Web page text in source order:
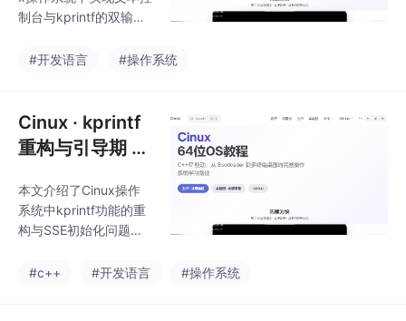
3）原子写入技术保障
数据完整性，详细分析
作系统差异处理；4）
屏幕
制台与kprintf的双输出
在已实现的framebuffer
光标位置、换行和滚动
功能，将像素级操作抽
象为行列式文本网格。
制，从单一串口输出升
级为最多8路的多后端
输出系统，使内核诊断
和屏幕上。 Console类
#开发语言 #操作系统
Cinux · kprintf
重构与引导期 S
前夯实两个地基
本文介绍了Cinux操作
系统中kprintf功能的重
构与SSE初始化问题的
kprintf功能重构： 将格
#c++ #开发语言 #操作系统